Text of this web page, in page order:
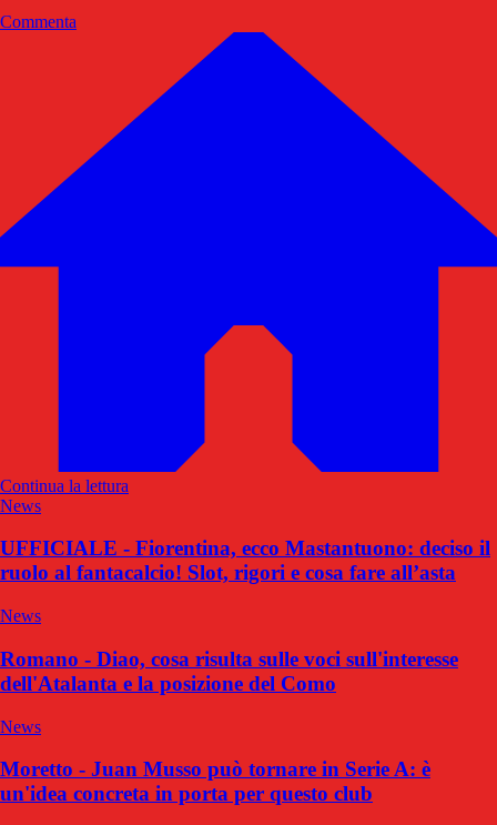
Commenta
Continua la lettura
News
UFFICIALE - Fiorentina, ecco Mastantuono: deciso il
ruolo al fantacalcio! Slot, rigori e cosa fare all’asta
News
Romano - Diao, cosa risulta sulle voci sull'interesse
dell'Atalanta e la posizione del Como
News
Moretto - Juan Musso può tornare in Serie A: è
un'idea concreta in porta per questo club